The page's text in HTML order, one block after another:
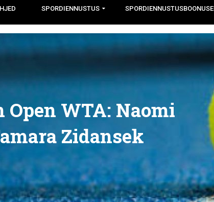
SPORDIENNUSTUS
WTA: Naomi
Zidansek